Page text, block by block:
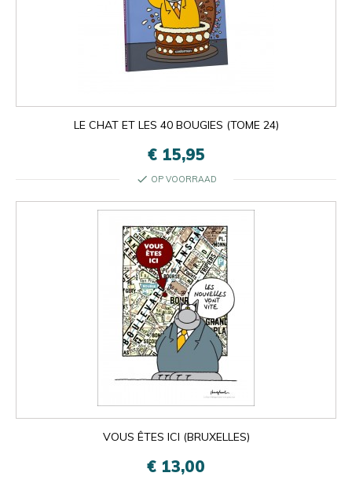
LE CHAT ET LES 40 BOUGIES (TOME 24)
€ 15,95
check OP VOORRAAD
VOUS ÊTES ICI (BRUXELLES)
€ 13,00